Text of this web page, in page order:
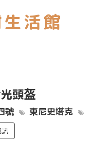
頭盔
號 東尼史塔克
訊